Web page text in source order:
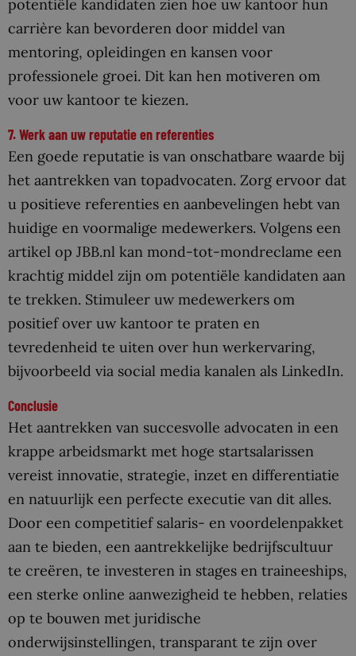
potentiële kandidaten zien hoe uw kantoor hun
carrière kan bevorderen door middel van
mentoring, opleidingen en kansen voor
professionele groei. Dit kan hen motiveren om
voor uw kantoor te kiezen.
7. Werk aan uw reputatie en referenties
Een goede reputatie is van onschatbare waarde bij
het aantrekken van topadvocaten. Zorg ervoor dat
u positieve referenties en aanbevelingen hebt van
huidige en voormalige medewerkers. Volgens een
artikel op JBB.nl kan mond-tot-mondreclame een
krachtig middel zijn om potentiële kandidaten aan
te trekken. Stimuleer uw medewerkers om
positief over uw kantoor te praten en
tevredenheid te uiten over hun werkervaring,
bijvoorbeeld via social media kanalen als LinkedIn.
Conclusie
Het aantrekken van succesvolle advocaten in een
krappe arbeidsmarkt met hoge startsalarissen
vereist innovatie, strategie, inzet en differentiatie
en natuurlijk een perfecte executie van dit alles.
Door een competitief salaris- en voordelenpakket
aan te bieden, een aantrekkelijke bedrijfscultuur
te creëren, te investeren in stages en traineeships,
een sterke online aanwezigheid te hebben, relaties
op te bouwen met juridische
onderwijsinstellingen, transparant te zijn over